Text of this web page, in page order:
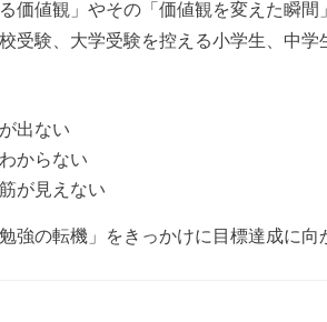
価値観」やその「価値観を変えた瞬
受験、大学受験を控える小学生、中
出ない
からない
が見えない
強の転機」をきっかけに目標達成に向